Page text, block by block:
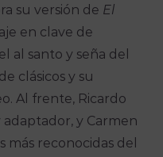
su versión de El
en clave de
al santo y seña del
clásicos y su
Al frente, Ricardo
adaptador, y Carmen
más reconocidas del